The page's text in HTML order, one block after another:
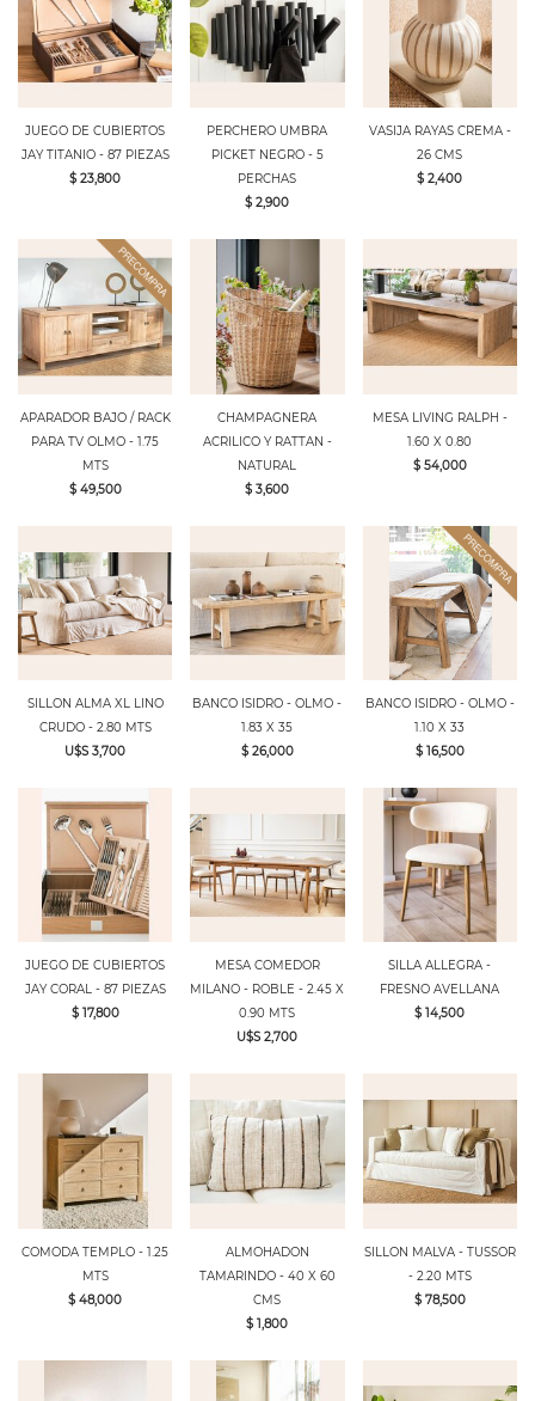
JUEGO DE CUBIERTOS
JAY TITANIO - 87 PIEZAS
$ 23,800
PERCHERO UMBRA
PICKET NEGRO - 5
PERCHAS
$ 2,900
VASIJA RAYAS CREMA -
26 CMS
$ 2,400
APARADOR BAJO / RACK
PARA TV OLMO - 1.75
MTS
$ 49,500
CHAMPAGNERA
ACRILICO Y RATTAN -
NATURAL
$ 3,600
MESA LIVING RALPH -
1.60 X 0.80
$ 54,000
SILLON ALMA XL LINO
CRUDO - 2.80 MTS
U$S 3,700
BANCO ISIDRO - OLMO -
1.83 X 35
$ 26,000
BANCO ISIDRO - OLMO -
1.10 X 33
$ 16,500
JUEGO DE CUBIERTOS
JAY CORAL - 87 PIEZAS
$ 17,800
MESA COMEDOR
MILANO - ROBLE - 2.45 X
0.90 MTS
U$S 2,700
SILLA ALLEGRA -
FRESNO AVELLANA
$ 14,500
COMODA TEMPLO - 1.25
MTS
$ 48,000
ALMOHADON
TAMARINDO - 40 X 60
CMS
$ 1,800
SILLON MALVA - TUSSOR
- 2.20 MTS
$ 78,500